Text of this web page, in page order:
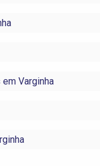
Varginha